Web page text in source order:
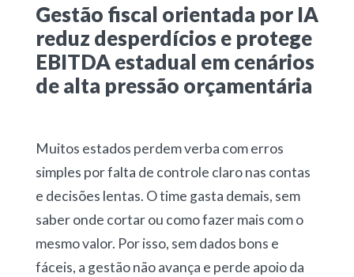
Gestão fiscal orientada por IA
reduz desperdícios e protege
EBITDA estadual em cenários
de alta pressão orçamentária
Muitos estados perdem verba com erros
simples por falta de controle claro nas contas
e decisões lentas. O time gasta demais, sem
saber onde cortar ou como fazer mais com o
mesmo valor. Por isso, sem dados bons e
fáceis, a gestão não avança e perde apoio da